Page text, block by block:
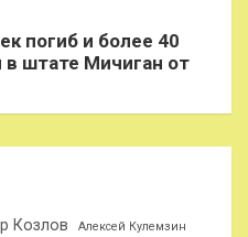
погиб и более 40
в штате Мичиган от
Козлов
Алексей Кулемзин